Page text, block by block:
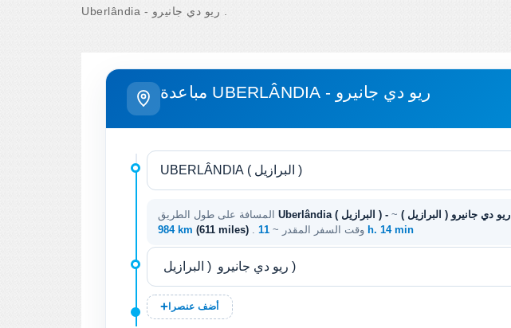
مباعدة UBERLÂNDIA - ريو دي جانيرو
Uberlândia ( البرازيل ) - ريو دي جانيرو ( البرازيل ) ~
984 km (611 miles) . وقت السفر المقدر ~ 11 h. 14 min
أضف عنصرا